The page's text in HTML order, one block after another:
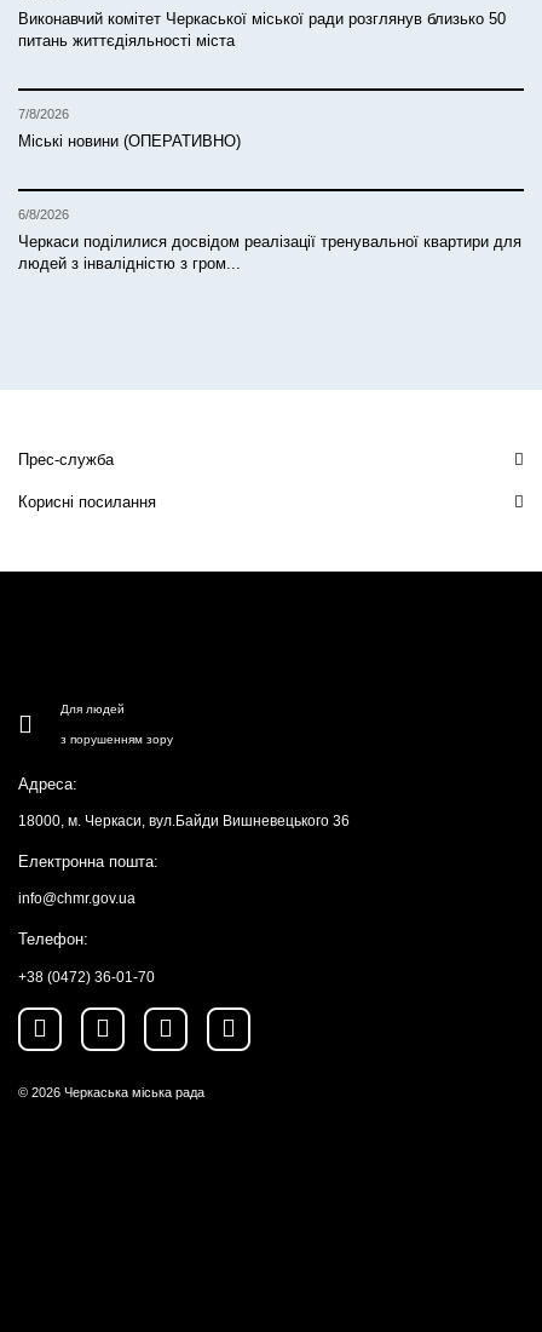
Виконавчий комітет Черкаської міської ради розглянув близько 50
питань життєдіяльності міста
7/8/2026
Міські новини (ОПЕРАТИВНО)
6/8/2026
Черкаси поділилися досвідом реалізації тренувальної квартири для
людей з інвалідністю з гром...
Прес-служба
Корисні посилання
Для людей
з порушенням зору
Адреса:
18000, м. Черкаси, вул.Байди Вишневецького 36
Електронна пошта:
info@chmr.gov.ua
Телефон:
+38 (0472) 36-01-70
© 2026 Черкаська міська рада